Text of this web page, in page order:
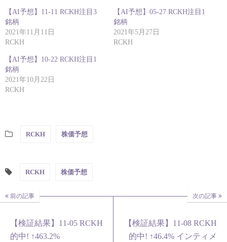
【AI予想】11-11 RCKH注目3
銘柄
2021年11月11日
RCKH
【AI予想】05-27 RCKH注目1
銘柄
2021年5月27日
RCKH
【AI予想】10-22 RCKH注目1
銘柄
2021年10月22日
RCKH
RCKH 株価予想
RCKH 株価予想
前の記事
【検証結果】11-05 RCKH
的中! ↑463.2%
次の記事
【検証結果】11-08 RCKH
的中! ↑46.4% インティメ